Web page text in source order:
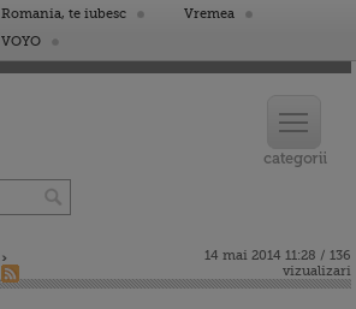
Romania, te iubesc
Vremea
VOYO
14 mai 2014 11:28 / 136
vizualizari